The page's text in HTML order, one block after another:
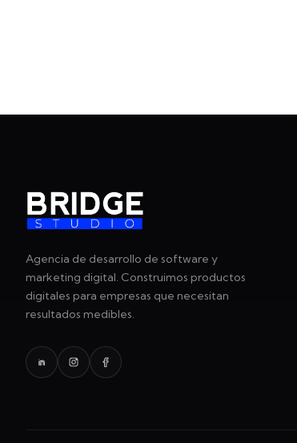
Agencia de desarrollo de software y
marketing digital. Construimos productos
digitales para empresas que necesitan
resultados medibles.